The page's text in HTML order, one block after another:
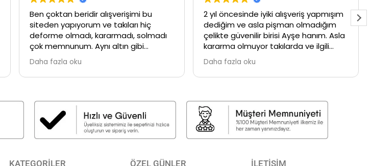
Ben çoktan beridir alışverişimi bu
siteden yapıyorum ve takıları hiç
deforme olmadı, kararmadı, solmadı
çok memnunum. Aynı altın gibi
duruyor hâlâ aldıklarım. Herkes altın
sanıyor 😉
Daha fazla oku
2 yıl öncesinde iyiki alışveriş yapmışım
dediğim ve asla pişman olmadığım
çelikte güvenilir birisi Ayşe hanım. Asla
kararma olmuyor takılarda ve ilgili
satıcı ile sürekli bir alışverişi halindeyim
. Hediyelerim içinde çok teşekkür
ederim 🙏🏻🧿
Daha fazla oku
KATEGORİLER ÖZEL GÜNLER İLETİŞİM